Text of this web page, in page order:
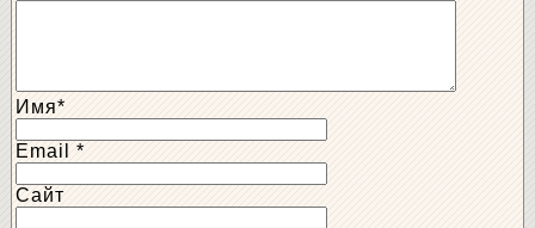
Имя*
Email*
Сайт